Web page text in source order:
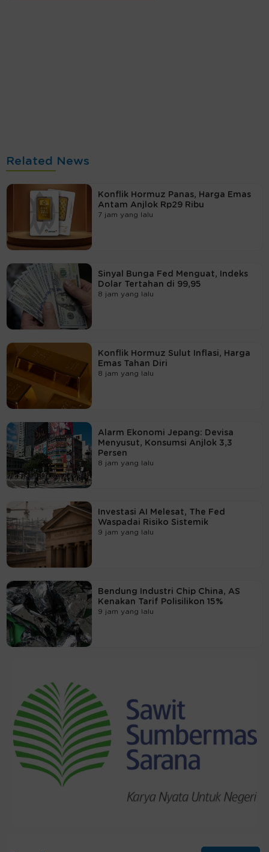
Related News
Konflik Hormuz Panas, Harga Emas
Antam Anjlok Rp29 Ribu
7 jam yang lalu
Sinyal Bunga Fed Menguat, Indeks
Dolar Tertahan di 99,95
8 jam yang lalu
Konflik Hormuz Sulut Inflasi, Harga
Emas Tahan Diri
8 jam yang lalu
Alarm Ekonomi Jepang: Devisa
Menyusut, Konsumsi Anjlok 3,3
Persen
8 jam yang lalu
Investasi AI Melesat, The Fed
Waspadai Risiko Sistemik
9 jam yang lalu
Bendung Industri Chip China, AS
Kenakan Tarif Polisilikon 15%
9 jam yang lalu